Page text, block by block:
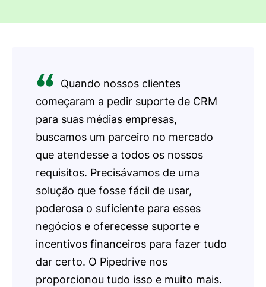
Quando nossos clientes
começaram a pedir suporte de CRM
para suas médias empresas,
buscamos um parceiro no mercado
que atendesse a todos os nossos
requisitos. Precisávamos de uma
solução que fosse fácil de usar,
poderosa o suficiente para esses
negócios e oferecesse suporte e
incentivos financeiros para fazer tudo
dar certo. O Pipedrive nos
proporcionou tudo isso e muito mais.